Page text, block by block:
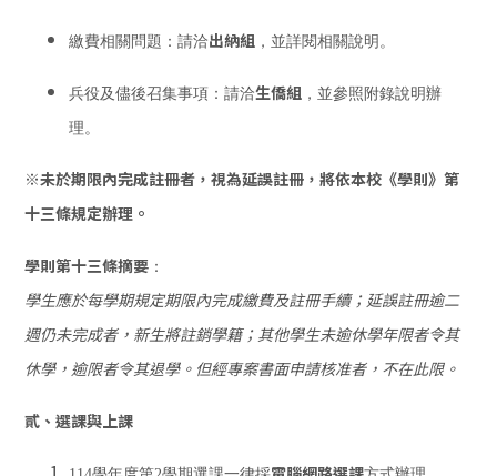
繳費相關問題：請洽出納組 ，並詳閱相關說明。
兵役及儘後召集事項：請洽生僑組 ，並參照附錄說明辦
理。
※未於期限內完成註冊者，視為延誤註冊，將依本校《學則》第
十三條規定辦理。
學則第十三條摘要 ：
學生應於每學期規定期限內完成繳費及註冊手續；延誤註冊逾二
週仍未完成者，新生將註銷學籍；其他學生未逾休學年限者令其
休學，逾限者令其退學。但經專案書面申請核准者，不在此限。
貳、選課與上課